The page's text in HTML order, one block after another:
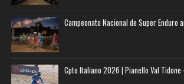
Campeonato Nacional de Super Enduro
Cpto Italiano 2026 | Pianello Val Tidone